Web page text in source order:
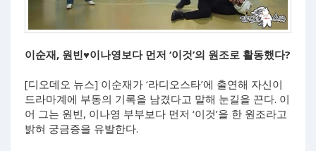
이순재, 원빈♥이나영보다 먼저 ‘이것’의 원조로 활동했다?
[디오데오 뉴스] 이순재가 ‘라디오스타’에 출연해 자신이
드라마계에 부동의 기록을 남겼다고 말해 눈길을 끈다. 이
어 그는 원빈, 이나영 부부보다 먼저 ‘이것’을 한 원조라고
밝혀 궁금증을 유발한다.